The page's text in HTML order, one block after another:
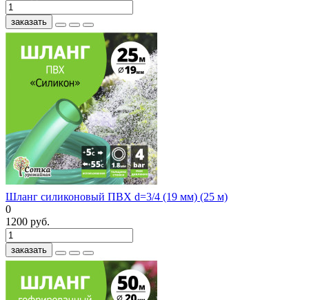
заказать
Шланг силиконовый ПВХ d=3/4 (19 мм) (25 м)
0
1200 руб.
заказать